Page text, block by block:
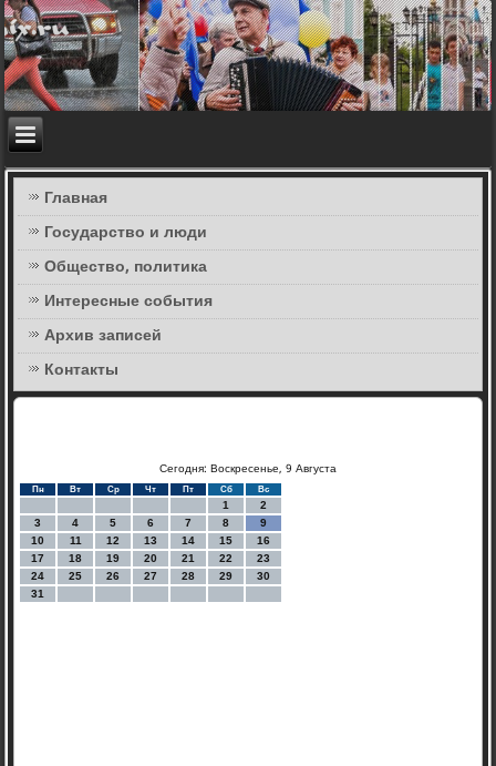
Главная
Государство и люди
Общество, политика
Интересные события
Архив записей
Контакты
Сегодня: Воскресенье, 9 Августа
Пн Вт Ср Чт Пт Сб Вс
1
2
3
4 5 6 7 8
9
10
11 12 13 14 15
16
17
18 19 20 21 22
23
24
25 26 27 28 29
30
31